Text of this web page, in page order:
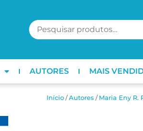
AUTORES MAIS
Início/ㅤAutores /Maria Eny R.